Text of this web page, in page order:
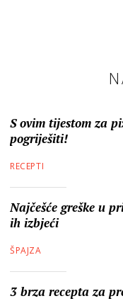
S ovim tijestom za
pogriješiti!
RECEPTI
Najčešće greške u
ih izbjeći
ŠPAJZA
3 brza recepta za